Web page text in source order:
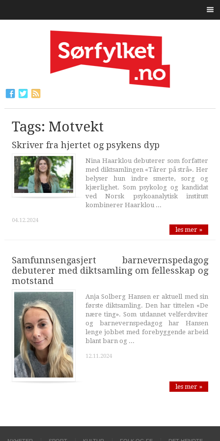
Tags: Motvekt
Skriver fra hjertet og psykens dyp
Nina Haarklou debuterer som forfatter
med diktsamlingen «Tårer på strå». Her
belyser hun indre smerte, sorg og
kjærlighet. Som psykolog og kandidat
ved Norsk psykoanalytisk institutt
kombinerer Haarklou ...
04.12.2024
les mer »
Samfunnsengasjert barnevernspedagog
debuterer med diktsamling om fellesskap og
motstand
Anja Solberg Hansen er aktuell med sin
første diktsamling. Den har tittelen «De
nære ting». Som utdannet velferdsviter
og barnevernspedagog har Hansen
lenge jobbet med forebyggende arbeid
blant barn og ...
12.11.2024
les mer »